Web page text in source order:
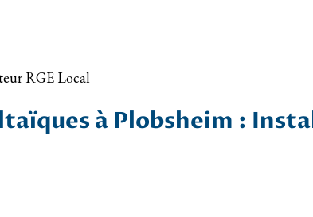
RGE Local
à Plobsheim :